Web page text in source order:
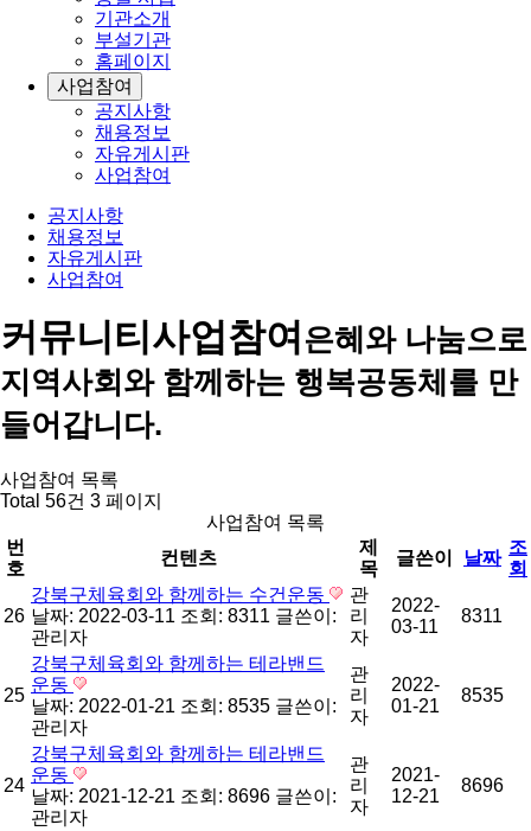
기관소개
부설기관
홈페이지
사업참여
공지사항
채용정보
자유게시판
사업참여
공지사항
채용정보
자유게시판
사업참여
커뮤니티사업참여은혜와 나눔으로
지역사회와 함께하는 행복공동체를 만
들어갑니다.
사업참여 목록
Total 56건 3 페이지
사업참여 목록
번
호
컨텐츠
제
목
글쓴이 날짜
조
회
26
강북구체육회와 함께하는 수건운동
날짜: 2022-03-11 조회: 8311 글쓴이:
관리자
관
리
자
2022-
03-11
8311
25
강북구체육회와 함께하는 테라밴드
운동
날짜: 2022-01-21 조회: 8535 글쓴이:
관리자
관
리
자
2022-
01-21
8535
24
강북구체육회와 함께하는 테라밴드
운동
날짜: 2021-12-21 조회: 8696 글쓴이:
관리자
관
리
자
2021-
12-21
8696